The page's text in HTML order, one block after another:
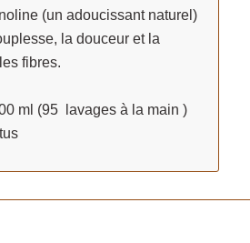
(un adoucissant naturel)
la douceur et la
fibres.
ml (95 lavages à la main )